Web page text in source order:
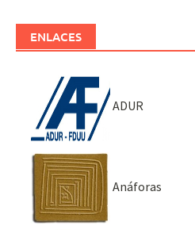
ENLACES
ADUR
Anáforas